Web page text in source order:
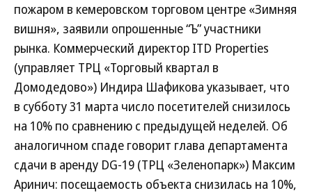
пожаром в кемеровском торговом центре «Зимняя
вишня», заявили опрошенные “Ъ” участники
рынка. Коммерческий директор ITD Properties
(управляет ТРЦ «Торговый квартал в
Домодедово») Индира Шафикова указывает, что
в субботу 31 марта число посетителей снизилось
на 10% по сравнению с предыдущей неделей. Об
аналогичном спаде говорит глава департамента
сдачи в аренду DG-19 (ТРЦ «Зеленопарк») Максим
Аринич: посещаемость объекта снизилась на 10%,